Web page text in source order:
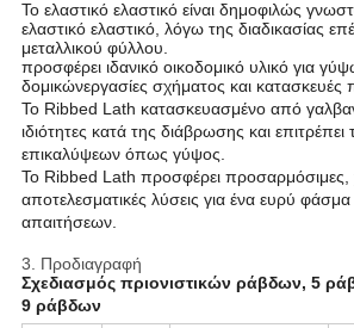
Το ελαστικό ελαστικό είναι δημοφιλώς
ελαστικό ελαστικό, λόγω της διαδικασίας
μεταλλικού φύλλου.
προσφέρει ιδανικό οικοδομικό υλικό για
δομικώνεργασίες σχήματος και κατασκευές
Το Ribbed Lath κατασκευασμένο από
ιδιότητες κατά της διάβρωσης και
επικαλύψεων όπως γύψος.
Το Ribbed Lath προσφέρει προσαρμόσιμες,
αποτελεσματικές λύσεις για ένα ευρύ
απαιτήσεων.
3. Προδιαγραφή
Σχεδιασμός πριονιστικών ράβδων, 5
9 ράβδων